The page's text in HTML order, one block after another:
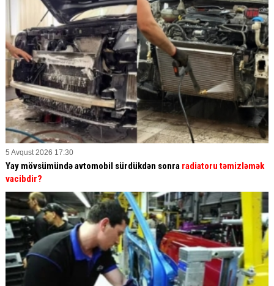
5 Avqust 2026 17:30
Yay mövsümündə avtomobil sürdükdən sonra radiatoru təmizləmək
vacibdir?